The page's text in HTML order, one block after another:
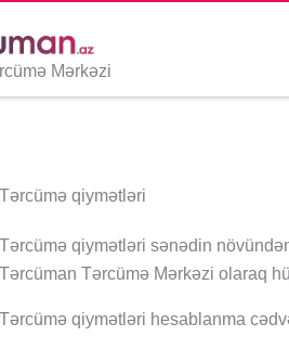
Mərkəzi
Tərcümə qiymətləri
Tərcümə qiymətləri sənədin
Tərcüman Tərcümə Mərkəzi olaraq
Tərcümə qiymətləri hesablanma